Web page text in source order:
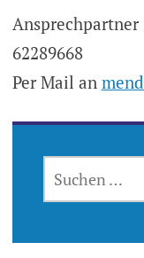
Ansprechpartner
62289668
Per Mail an
NACH: